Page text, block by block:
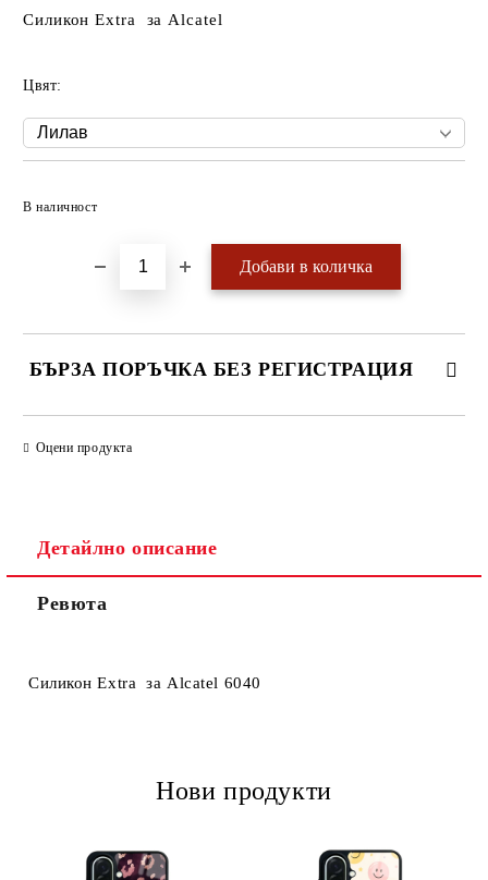
Силикон Extra за Alcatel
Цвят:
В наличност
БЪРЗА ПОРЪЧКА БЕЗ РЕГИСТРАЦИЯ
Оцени продукта
Детайлно описание
Ревюта
Силикон Extra за Alcatel 6040
Нови продукти